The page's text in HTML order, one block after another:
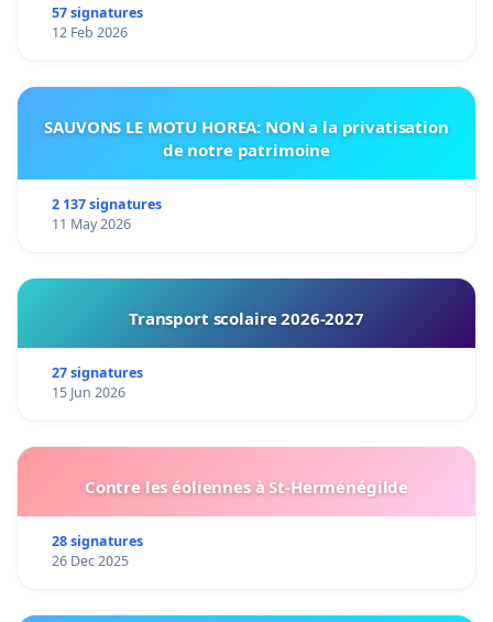
57 signatures
12 Feb 2026
SAUVONS LE MOTU HOREA: NON a la privatisation
de notre patrimoine
2 137 signatures
11 May 2026
Transport scolaire 2026-2027
27 signatures
15 Jun 2026
Contre les éoliennes à St-Herménégilde
28 signatures
26 Dec 2025